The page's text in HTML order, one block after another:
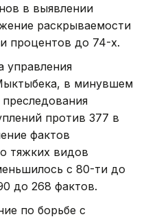
в выявлении
раскрываемости
процентов до 74-х.
управления
в минувшем
против 377 в
фактов
тяжких видов
с 80-ти до
до 268 фактов.
по борьбе с